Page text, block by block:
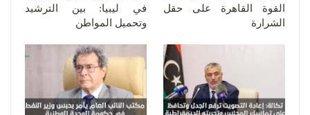
القوة القاهرة على حقل
الشرارة
في ليبيا: بين الترشيد
وتحميل المواطن